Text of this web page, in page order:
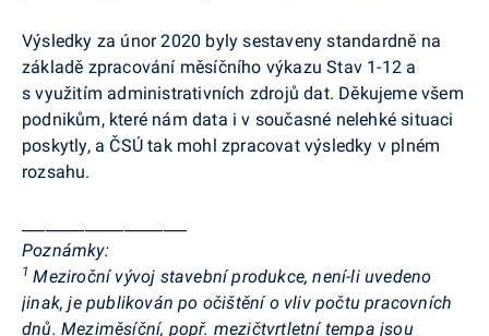
Výsledky za únor 2020 byly sestaveny standardně na
základě zpracování měsíčního výkazu Stav 1-12 a
s využitím administrativních zdrojů dat. Děkujeme všem
podnikům, které nám data i v současné nelehké situaci
poskytly, a ČSÚ tak mohl zpracovat výsledky v plném
rozsahu.
Poznámky:
1 Meziroční vývoj stavební produkce, není-li uvedeno
jinak, je publikován po očištění o vliv počtu pracovních
dnů. Meziměsíční, popř. mezičtvrtletní tempa jsou